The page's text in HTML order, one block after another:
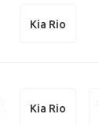
Kia Rio
Kia Rio